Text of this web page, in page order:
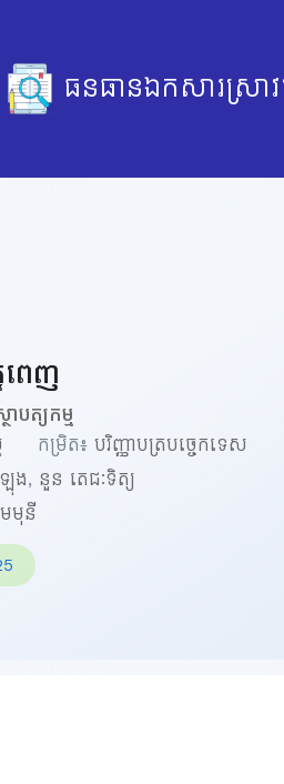
ធនធានឯកសារស្រាវ
ពេញ
ត្យកម្ម
កម្រិត៖ បរិញ្ញាបត្របច្ចេកទេស
ង, នួន តេជៈទិត្យ
មុនី